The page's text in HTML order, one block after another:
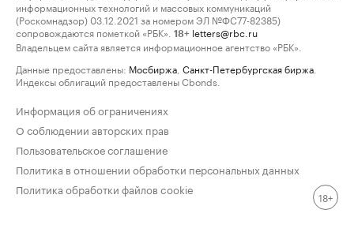
информационных технологий и массовых коммуникаций
(Роскомнадзор) 03.12.2021 за номером ЭЛ №ФС77-82385)
сопровождаются пометкой «РБК».
18+ letters@rbc.ru
Владельцем сайта является информационное агентство «РБК».
Данные предоставлены: Мосбиржа Санкт-Петербургская биржа
Индексы облигаций предоставлены Cbonds.
Информация об ограничениях
О соблюдении авторских прав
Пользовательское соглашение
Политика в отношении обработки персональных данных
Политика обработки файлов cookie
18+